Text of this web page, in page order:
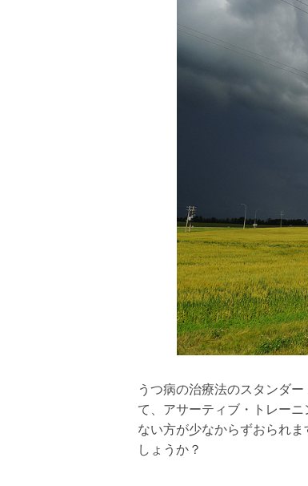
うつ病の治療法のスタンダ
て、アサーティブ・トレー
ない方が少なからずおられ
しょうか？